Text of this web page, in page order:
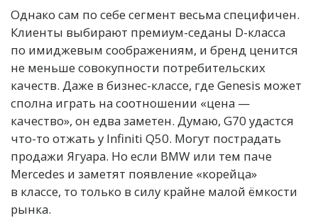
Однако сам по себе сегмент весьма специфичен.
Клиенты выбирают премиум-седаны D-класса
по имиджевым соображениям, и бренд ценится
не меньше совокупности потребительских
качеств. Даже в бизнес-классе, где Genesis может
сполна играть на соотношении «цена —
качество», он едва заметен. Думаю, G70 удастся
что-то отжать у Infiniti Q50. Могут пострадать
продажи Ягуара. Но если BMW или тем паче
Mercedes и заметят появление «корейца»
в классе, то только в силу крайне малой ёмкости
рынка.